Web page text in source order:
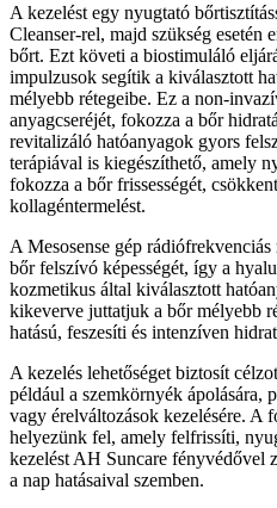
A kezelést egy nyugtató
Cleanser-rel, majd szükség esetén
bőrt. Ezt követi a biostimuláló
impulzusok segítik a kiválasztott
mélyebb rétegeibe. Ez a non-
anyagcseréjét, fokozza a bőr
revitalizáló hatóanyagok gyors
terápiával is kiegészíthető, amely
fokozza a bőr frissességét,
kollagéntermelést.
A Mesosense gép
bőr felszívó képességét, így a
kozmetikus által kiválasztott
kikeverve juttatjuk a bőr mélyebb
hatású, feszesíti és intenzíven
A kezelés lehetőséget biztosít
például a szemkörnyék ápolására,
vagy érelváltozások kezelésére. A
helyezünk fel, amely felfrissíti,
kezelést AH Suncare fényvédővel
a nap hatásaival szemben.